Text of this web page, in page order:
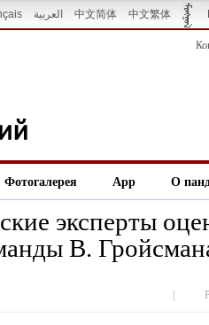
العربية 中文简体 中文繁体
Фотогалерея App О
эксперты
В.